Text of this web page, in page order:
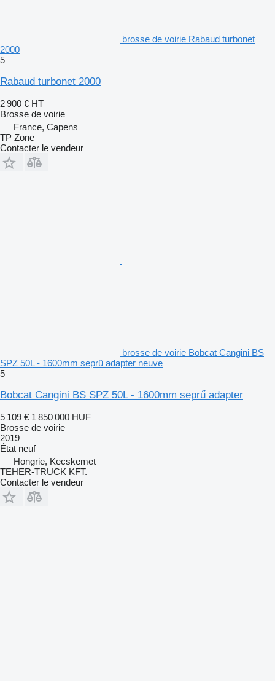
brosse de voirie Rabaud turbonet
2000
5
Rabaud turbonet 2000
2 900 € HT
Brosse de voirie
France, Capens
TP Zone
Contacter le vendeur
brosse de voirie Bobcat Cangini BS
SPZ 50L - 1600mm seprű adapter neuve
5
Bobcat Cangini BS SPZ 50L - 1600mm seprű adapter
5 109 € 1 850 000 HUF
Brosse de voirie
2019
État neuf
Hongrie, Kecskemet
TEHER-TRUCK KFT.
Contacter le vendeur